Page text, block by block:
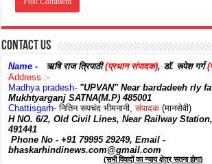
Contact Us
Name - ऋषि राज त्रिपाठी(प्रधान संपादक), डॉ. रूपेश गर्ग
Address :-
Madhya pradesh- "UPVAN" Near bardadeeh rly
Mukhtyarganj SATNA(M.P) 485001
Chattisgarh-नितिन रूपचंद भीमनानी,संपादक (मानसेवी)
H NO. 6/2, Old Civil Lines, Near Railway
491441
Phone No - +91 79995 29249, Email -
bhaskarhindinews.com@gmail.com
(सभी विवादों का न्याय क्षेत्र सतना होगा)